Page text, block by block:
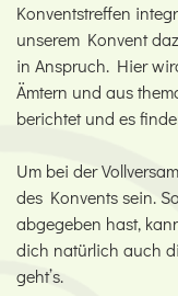
Konventstreffen
unserem Konvent
in Anspruch. Hier
Ämtern und aus
berichtet und es
Um bei der
des Konvents sein.
abgegeben hast,
dich natürlich auch
geht’s.